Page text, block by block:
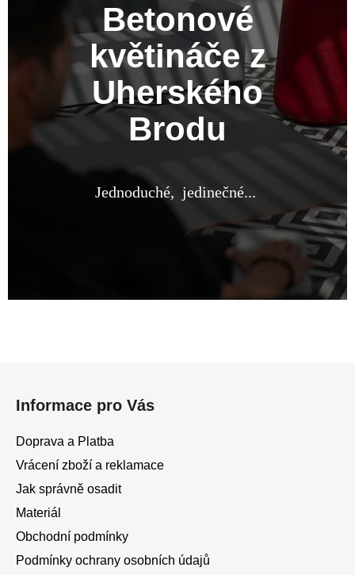
Betonové
květináče z
Uherského
Brodu
Jednoduché, jedinečné...
Informace pro Vás
Doprava a Platba
Vrácení zboží a reklamace
Jak správně osadit
Materiál
Obchodní podmínky
Podmínky ochrany osobních údajů